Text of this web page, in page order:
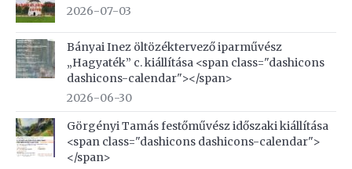
2026-07-03
Bányai Inez öltözéktervező iparművész
„Hagyaték” c. kiállítása <span class="dashicons
dashicons-calendar"></span>
2026-06-30
Görgényi Tamás festőművész időszaki kiállítása
<span class="dashicons dashicons-calendar">
</span>